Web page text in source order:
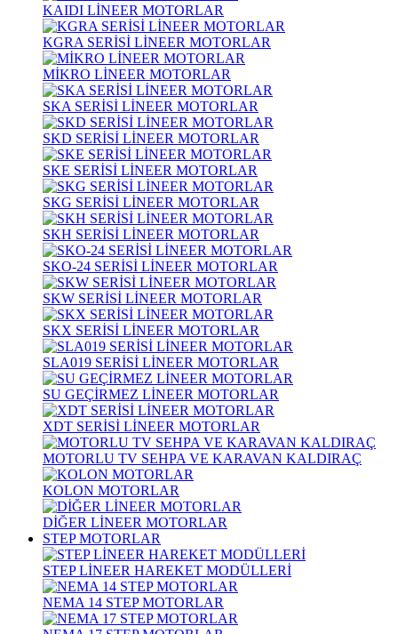
KAIDI LİNEER MOTORLAR
KGRA SERİSİ LİNEER MOTORLAR
MİKRO LİNEER MOTORLAR
SKA SERİSİ LİNEER MOTORLAR
SKD SERİSİ LİNEER MOTORLAR
SKE SERİSİ LİNEER MOTORLAR
SKG SERİSİ LİNEER MOTORLAR
SKH SERİSİ LİNEER MOTORLAR
SKO-24 SERİSİ LİNEER MOTORLAR
SKW SERİSİ LİNEER MOTORLAR
SKX SERİSİ LİNEER MOTORLAR
SLA019 SERİSİ LİNEER MOTORLAR
SU GEÇİRMEZ LİNEER MOTORLAR
XDT SERİSİ LİNEER MOTORLAR
MOTORLU TV SEHPA VE KARAVAN KALDIRAÇ
KOLON MOTORLAR
DİĞER LİNEER MOTORLAR
STEP MOTORLAR
STEP LİNEER HAREKET MODÜLLERİ
NEMA 14 STEP MOTORLAR